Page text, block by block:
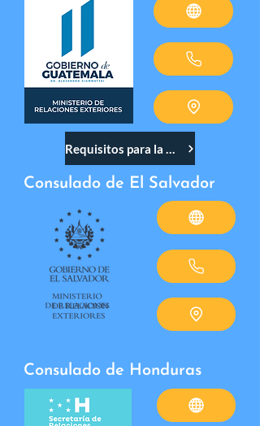
Consulado de El Salvador
Consulado de Honduras